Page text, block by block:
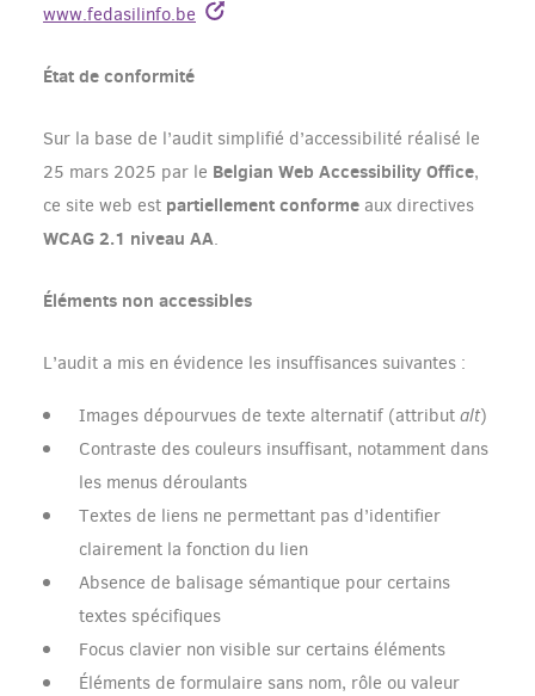
www.fedasilinfo.be
État de conformité
Sur la base de l’audit simplifié d’accessibilité réalisé le
25 mars 2025 par le Belgian Web Accessibility Office,
ce site web est partiellement conforme aux directives
WCAG 2.1 niveau AA.
Éléments non accessibles
L’audit a mis en évidence les insuffisances suivantes :
Images dépourvues de texte alternatif (attribut alt)
Contraste des couleurs insuffisant, notamment dans
les menus déroulants
Textes de liens ne permettant pas d’identifier
clairement la fonction du lien
Absence de balisage sémantique pour certains
textes spécifiques
Focus clavier non visible sur certains éléments
Éléments de formulaire sans nom, rôle ou valeur